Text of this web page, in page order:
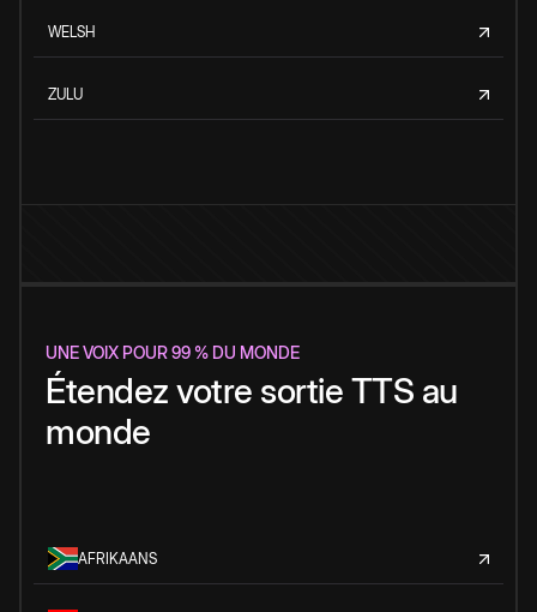
WELSH
ZULU
UNE VOIX POUR 99 % DU MONDE
Étendez votre sortie TTS au
monde
AFRIKAANS